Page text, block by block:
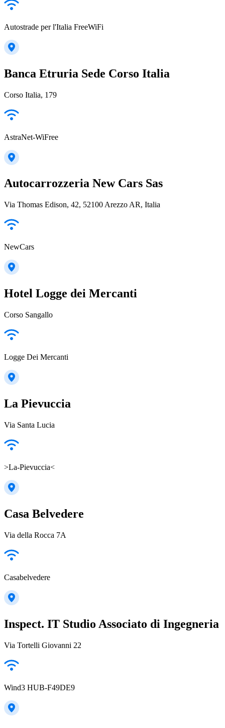
Autostrade per l'Italia FreeWiFi
Banca Etruria Sede Corso Italia
Corso Italia, 179
AstraNet-WiFree
Autocarrozzeria New Cars Sas
Via Thomas Edison, 42, 52100 Arezzo AR, Italia
NewCars
Hotel Logge dei Mercanti
Corso Sangallo
Logge Dei Mercanti
La Pievuccia
Via Santa Lucia
>La-Pievuccia<
Casa Belvedere
Via della Rocca 7A
Casabelvedere
Inspect. IT Studio Associato di Ingegneria
Via Tortelli Giovanni 22
Wind3 HUB-F49DE9